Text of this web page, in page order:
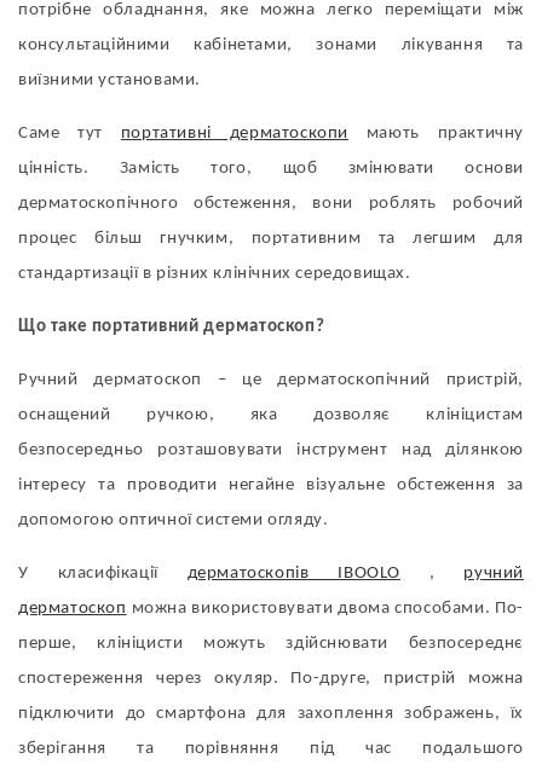
потрібне обладнання, яке можна легко переміщати між
консультаційними кабінетами, зонами лікування та
виїзними установами.
Саме тут портативні дерматоскопи
мають практичну
цінність. Замість того, щоб змінювати основи
дерматоскопічного обстеження, вони роблять робочий
процес більш гнучким, портативним та легшим для
стандартизації в різних клінічних середовищах.
Що таке портативний дерматоскоп?
Ручний дерматоскоп – це дерматоскопічний пристрій,
оснащений ручкою, яка дозволяє клініцистам
безпосередньо розташовувати інструмент над ділянкою
інтересу та проводити негайне візуальне обстеження за
допомогою оптичної системи огляду.
У класифікації дерматоскопів IBOOLO , ручний
дерматоскоп можна використовувати двома способами. По-
перше, клініцисти можуть здійснювати безпосереднє
спостереження через окуляр. По-друге, пристрій можна
підключити до смартфона для захоплення зображень, їх
зберігання та порівняння під час подальшого